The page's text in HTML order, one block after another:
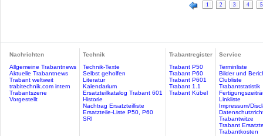
1 2 3 4 5
Nachrichten
Allgemeine Trabantnews
Aktuelle Trabantnews
Trabant weltweit
trabitechnik.com intern
Trabantszene
Vorgestellt
Technik
Technik-Texte
Selbst geholfen
Literatur
Kalendarium
Ersatzteilkatalog Trabant 601
Historie
Nachtrag Ersatzteilliste
Ersatzteile-Liste P50, P60
SRI
Trabantregister
Trabant P50
Trabant P60
Trabant P601
Trabant 1.1
Trabant Kübel
Service
Terminliste
Bilder und
Clubliste
Trabantstatistik
Linkliste
Impressum/
Trabantwitze
Trabant
Trabantkosten